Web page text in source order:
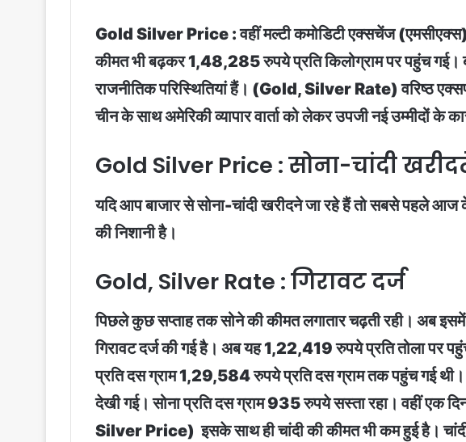
Gold Silver Price : वहीं मल्टी कमोडिटी एक्सचेंज (एमसीएक्स)
कीमत भी बढ़कर 1,48,285 रुपये प्रति किलोग्राम पर पहुंच गई।
राजनीतिक परिस्थितियां हैं। (Gold, Silver Rate) वरिष्ठ
चीन के साथ अमेरिकी व्यापार वार्ता को लेकर उपजी नई उम्मीदों के
Gold Silver Price : सोना-चांदी
यदि आप बाजार से सोना-चांदी खरीदने जा रहे हैं तो सबसे पहले आज
की निशानी है।
Gold, Silver Rate : गिरावट दर्ज
पिछले कुछ सप्ताह तक सोने की कीमत लगातार चढ़ती रही। अब
गिरावट दर्ज की गई है। अब यह 1,22,419 रुपये प्रति तोला पर
प्रति दस ग्राम 1,29,584 रुपये प्रति दस ग्राम तक पहुंच गई
देखी गई। सोना प्रति दस ग्राम 935 रुपये सस्ता रहा। वहीं एक
Silver Price) इसके साथ ही चांदी की कीमत भी कम हुई है।